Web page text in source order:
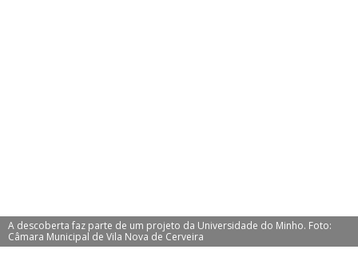
A descoberta faz parte de um projeto da Universidade do Minho. Foto:
Câmara Municipal de Vila Nova de Cerveira